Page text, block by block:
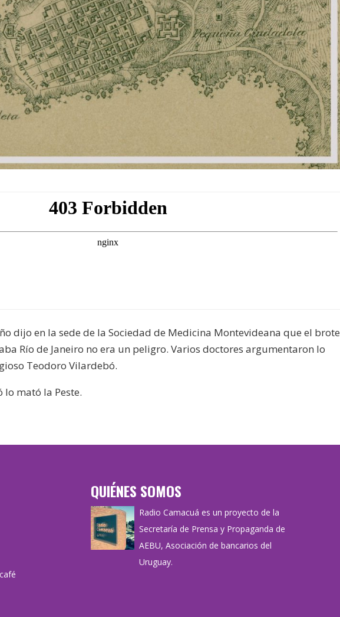
dijo en la sede de la Sociedad de Medicina Montevideana que el brote
Río de Janeiro no era un peligro. Varios doctores argumentaron lo
Teodoro Vilardebó.
lo mató la Peste.
QUIÉNES SOMOS
Radio Camacuá es un proyecto de la
Secretaría de Prensa y Propaganda de
AEBU, Asociación de bancarios del
Uruguay.